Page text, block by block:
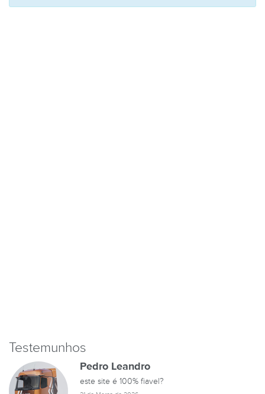
Testemunhos
Pedro Leandro
este site é 100% fiavel?